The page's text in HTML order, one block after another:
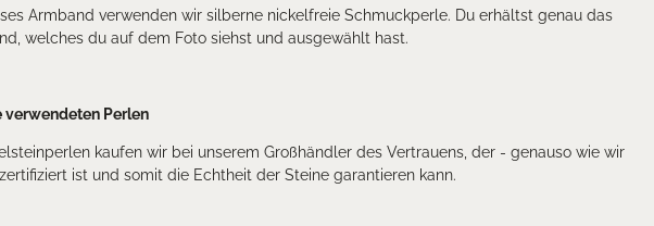
Armband verwenden wir silberne nickelfreie Schmuckperle. Du erhältst genau das
welches du auf dem Foto siehst und ausgewählt hast.
verwendeten Perlen
kaufen wir bei unserem Großhändler des Vertrauens, der - genauso wie wir
ist und somit die Echtheit der Steine garantieren kann.